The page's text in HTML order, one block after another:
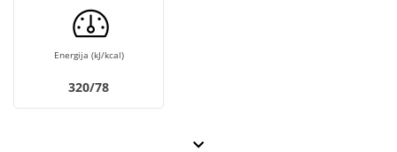
Energija (kJ/kcal)
320/78